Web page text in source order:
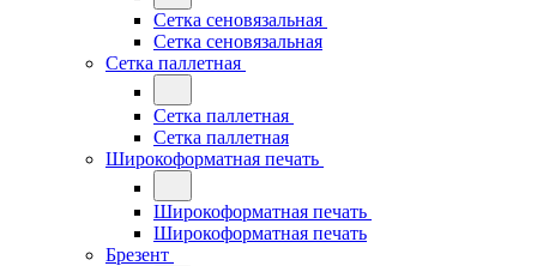
Сетка сеновязальная
Сетка сеновязальная
Сетка паллетная
Сетка паллетная
Сетка паллетная
Широкоформатная печать
Широкоформатная печать
Широкоформатная печать
Брезент